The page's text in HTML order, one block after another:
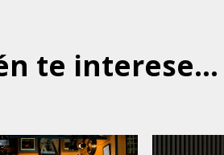
te interese...